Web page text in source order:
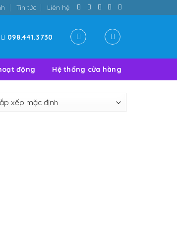
Tin tức Liên hệ
098.441.3730
động Hệ thống cửa hàng